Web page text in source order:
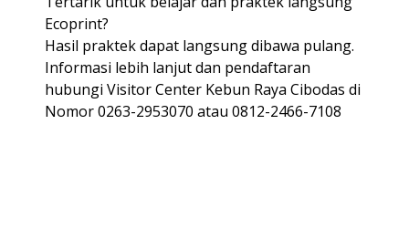
Ecoprint?
Hasil praktek dapat langsung dibawa pulang.
Informasi lebih lanjut dan pendaftaran
hubungi Visitor Center Kebun Raya Cibodas di
Nomor 0263-2953070 atau 0812-2466-7108